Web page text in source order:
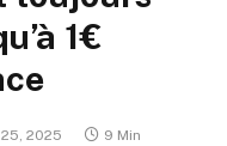
1€
2025 9 Min